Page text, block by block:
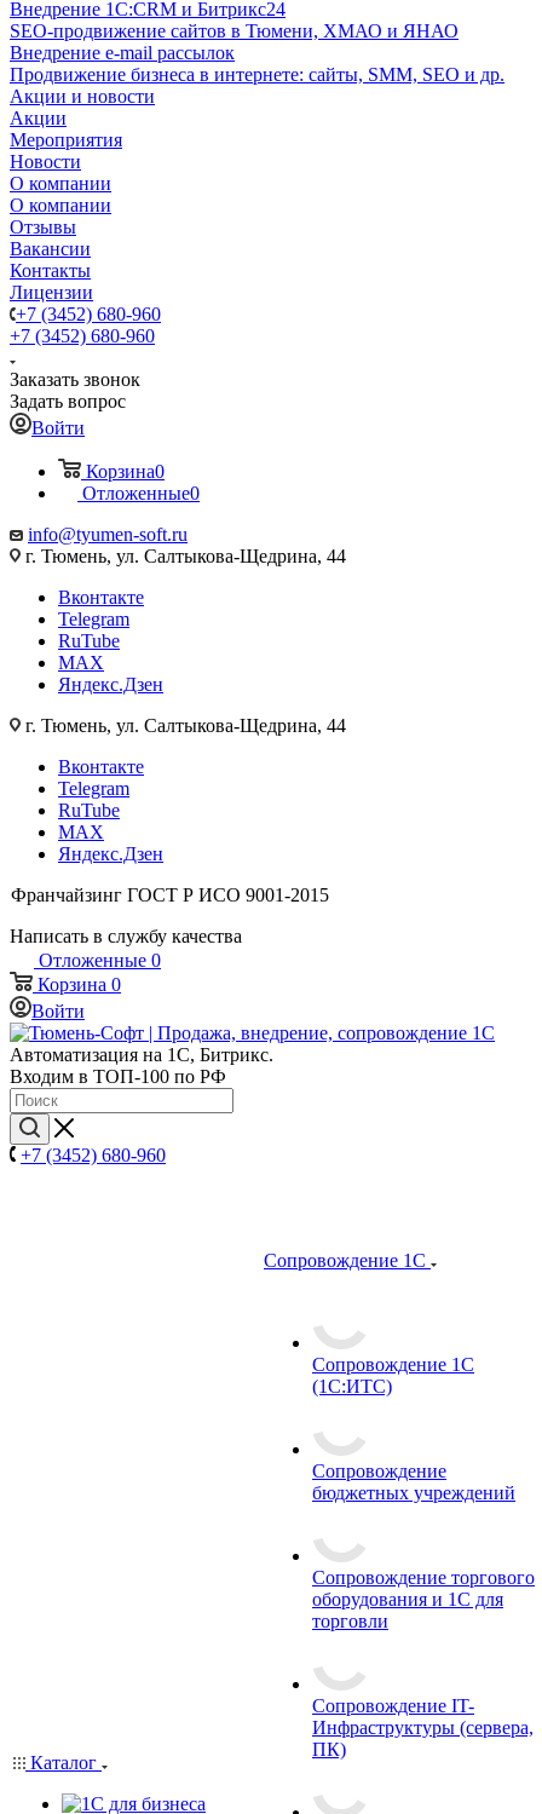
Внедрение 1C:CRM и Битрикс24
SEO-продвижение сайтов в Тюмени, ХМАО и ЯНАО
Внедрение e-mail рассылок
Продвижение бизнеса в интернете: сайты, SMM, SEO и др.
Акции и новости
Акции
Мероприятия
Новости
О компании
О компании
Отзывы
Вакансии
Контакты
Лицензии
+7 (3452) 680-960
+7 (3452) 680-960
Заказать звонок
Задать вопрос
Войти
Корзина0
Отложенные0
info@tyumen-soft.ru
г. Тюмень, ул. Салтыкова-Щедрина, 44
Вконтакте
Telegram
RuTube
MAX
Яндекс.Дзен
г. Тюмень, ул. Салтыкова-Щедрина, 44
Вконтакте
Telegram
RuTube
MAX
Яндекс.Дзен
Франчайзинг ГОСТ Р ИСО 9001-2015
Написать в службу качества
Отложенные 0
Корзина 0
Войти
Автоматизация на 1С, Битрикс.
Входим в ТОП-100 по РФ
+7 (3452) 680-960
Каталог
Сопровождение 1С
Сопровождение 1С
(1С:ИТС)
Сопровождение
бюджетных учреждений
Сопровождение торгового
оборудования и 1С для
торговли
Сопровождение IT-
Инфраструктуры (сервера,
ПК)